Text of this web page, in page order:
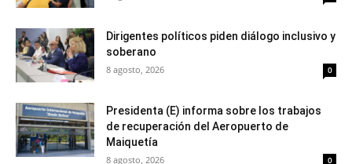
Dirigentes políticos piden diálogo inclusivo y
soberano
8 agosto, 2026 0
Presidenta (E) informa sobre los trabajos
de recuperación del Aeropuerto de
Maiquetía
8 agosto, 2026 0